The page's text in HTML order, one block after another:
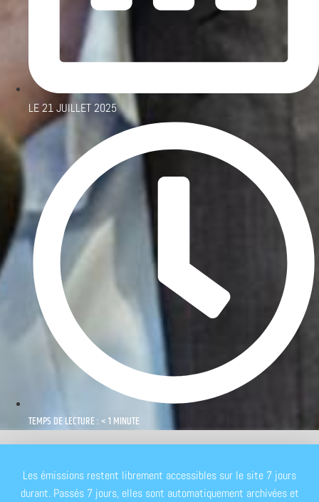
LE21 JUILLET 2025
TEMPS DE LECTURE : < 1 MINUTE
Les émissions restent librement accessibles sur le site 7 jours
durant. Passés 7 jours, elles sont automatiquement archivées et